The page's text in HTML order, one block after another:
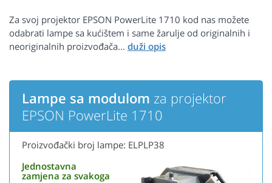
Za svoj projektor EPSON PowerLite 1710 kod nas možete
odabrati lampe sa kućištem i same žarulje od originalnih i
neoriginalnih proizvođača...
Lampe sa modulom za projektor
EPSON PowerLite 1710
Proizvođački broj lampe: ELPLP38
Jednostavna
zamjena za svakoga